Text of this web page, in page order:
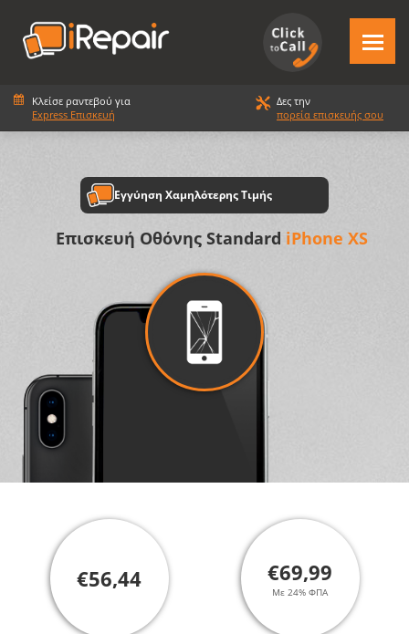
Κλείσε ραντεβού για
Express Επισκευή
Δες την
πορεία επισκευής σου
Εγγύηση Χαμηλότερης Τιμής
Επισκευή Οθόνης Standard iPhone XS
€56,44 €69,99
Με 24% ΦΠΑ